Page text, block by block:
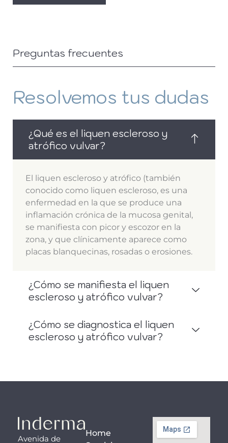
Preguntas frecuentes
Resolvemos tus dudas
¿Qué es el liquen escleroso y
atrófico vulvar?
El liquen escleroso y atrófico (también
conocido como liquen escleroso, es una
enfermedad en la que se produce una
inflamación crónica de la mucosa genital,
se manifiesta con picor y escozor en la
zona, y que clínicamente aparece como
placas blanquecinas, rosadas o erosiones.
¿Cómo se manifiesta el liquen
escleroso y atrófico vulvar?
¿Cómo se diagnostica el liquen
escleroso y atrófico vulvar?
Avenida de
Home